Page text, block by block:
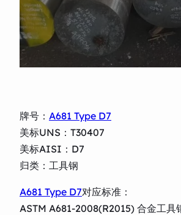
牌号： A681 Type D7
美标UNS：T30407
美标AISI：D7
归类：工具钢
A681 Type D7对应标准：
ASTM A681-2008(R2015) 合金工具